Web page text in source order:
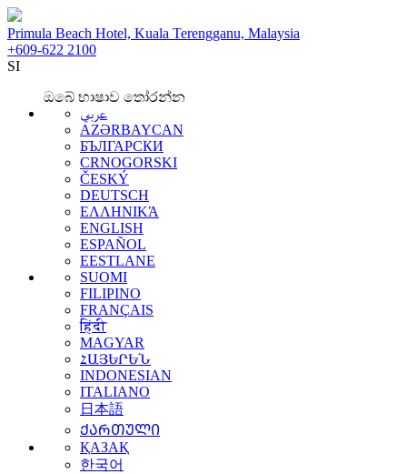
Primula Beach Hotel, Kuala Terengganu, Malaysia
+609-622 2100
SI
ඔබේ භාෂාව තෝරන්න
عربي
AZƏRBAYCAN
БЪЛГАРСКИ
CRNOGORSKI
ČESKÝ
DEUTSCH
ΕΛΛΗΝΙΚΆ
ENGLISH
ESPAÑOL
EESTLANE
SUOMI
FILIPINO
FRANÇAIS
हिंदी
MAGYAR
ՀԱՅԵՐԵՆ
INDONESIAN
ITALIANO
日本語
ᲥᲐᲠᲗᲣᲚᲘ
ҚАЗАҚ
한국어